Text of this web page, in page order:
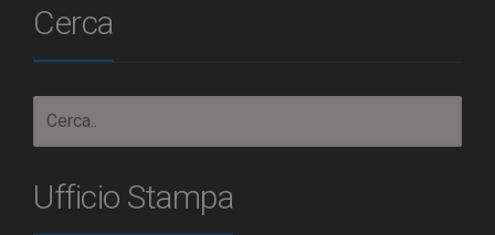
Cerca
Ufficio Stampa